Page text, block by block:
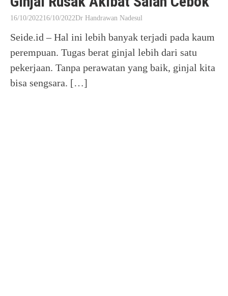
16/10/202216/10/2022Dr Handrawan Nadesul
Seide.id – Hal ini lebih banyak terjadi pada kaum
perempuan. Tugas berat ginjal lebih dari satu
pekerjaan. Tanpa perawatan yang baik, ginjal kita
bisa sengsara. […]